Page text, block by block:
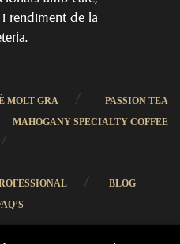
rendiment de la
MOLT-GRA / PASSION TEA
MAHOGANY SPECIALTY COFFEE
/
/ BLOG